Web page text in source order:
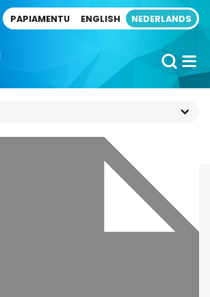
PAPIAMENTU ENGLISH NEDERLANDS